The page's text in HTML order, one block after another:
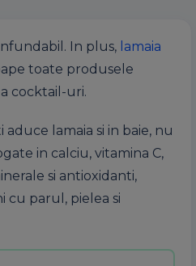
In plus, lamaia
toate produsele
cocktail-uri.
aduce lamaia si in baie, nu
in calciu, vitamina C,
si antioxidanti,
cu parul, pielea si